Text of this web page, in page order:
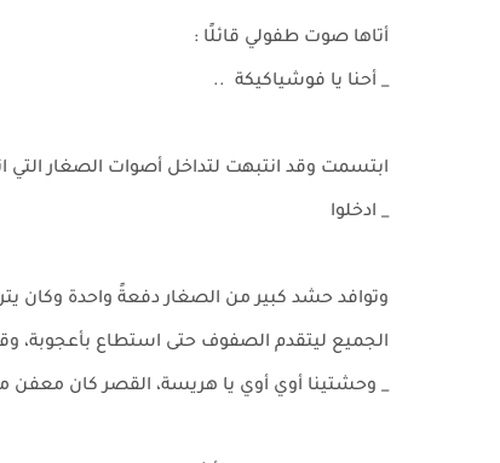
أتاها صوت طفولي قائلًا :
_ أحنا يا فوشياكيكة ..
ابتسمت وقد انتبهت لتداخل أصوات الصغار
_ ادخلوا
وتوافد حشد كبير من الصغار دفعةً واحدة وكان
الجميع ليتقدم الصفوف حتى استطاع بأعجوبة،
_ وحشتينا أوي أوي يا هريسة، القصر كان معفن